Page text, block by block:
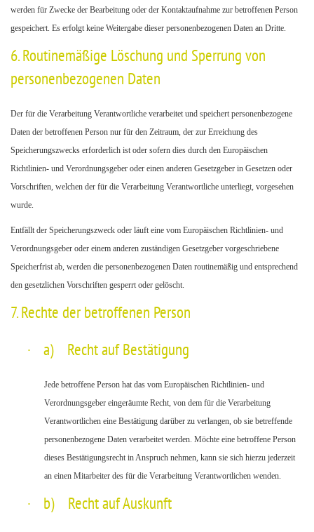
werden für Zwecke der Bearbeitung oder der Kontaktaufnahme zur betroffenen Person
gespeichert. Es erfolgt keine Weitergabe dieser personenbezogenen Daten an Dritte.
6. Routinemäßige Löschung und Sperrung von
personenbezogenen Daten
Der für die Verarbeitung Verantwortliche verarbeitet und speichert personenbezogene
Daten der betroffenen Person nur für den Zeitraum, der zur Erreichung des
Speicherungszwecks erforderlich ist oder sofern dies durch den Europäischen
Richtlinien- und Verordnungsgeber oder einen anderen Gesetzgeber in Gesetzen oder
Vorschriften, welchen der für die Verarbeitung Verantwortliche unterliegt, vorgesehen
wurde.
Entfällt der Speicherungszweck oder läuft eine vom Europäischen Richtlinien- und
Verordnungsgeber oder einem anderen zuständigen Gesetzgeber vorgeschriebene
Speicherfrist ab, werden die personenbezogenen Daten routinemäßig und entsprechend
den gesetzlichen Vorschriften gesperrt oder gelöscht.
7. Rechte der betroffenen Person
·
a) Recht auf Bestätigung
Jede betroffene Person hat das vom Europäischen Richtlinien- und
Verordnungsgeber eingeräumte Recht, von dem für die Verarbeitung
Verantwortlichen eine Bestätigung darüber zu verlangen, ob sie betreffende
personenbezogene Daten verarbeitet werden. Möchte eine betroffene Person
dieses Bestätigungsrecht in Anspruch nehmen, kann sie sich hierzu jederzeit
an einen Mitarbeiter des für die Verarbeitung Verantwortlichen wenden.
· b) Recht auf Auskunft